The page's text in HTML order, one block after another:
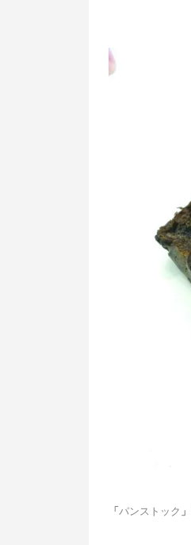
「 パンストック 」